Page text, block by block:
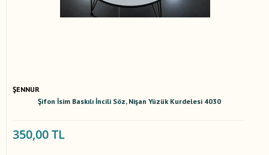
ŞENNUR
Şifon İsim Baskılı İncili Söz, Nişan Yüzük Kurdelesi 4030
350,00 TL